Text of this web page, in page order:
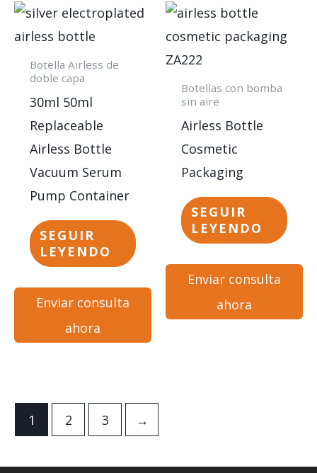
Botella Airless de
doble capa
30ml 50ml
Replaceable
Airless Bottle
Vacuum Serum
Pump Container
SEGUIR
LEYENDO
Enviar consulta
ahora
Botellas con bomba
sin aire
Airless Bottle
Cosmetic
Packaging
SEGUIR
LEYENDO
Enviar consulta
ahora
1 2 3 →